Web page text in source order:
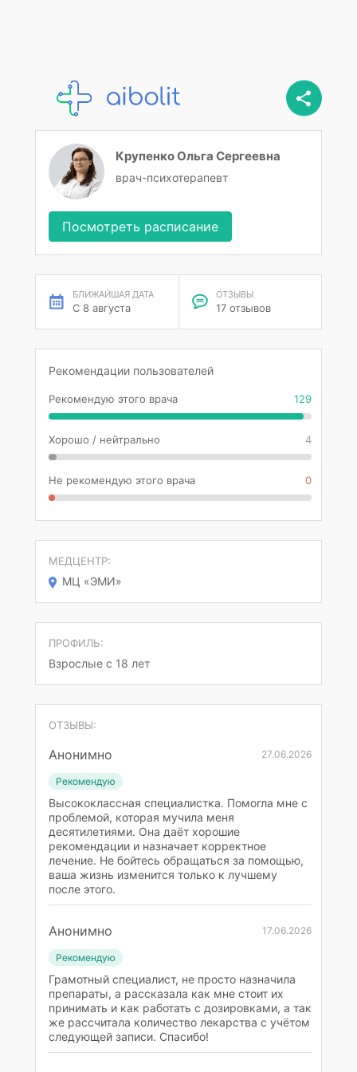
Крупенко Ольга Сергеевна
врач-психотерапевт
Посмотреть расписание
БЛИЖАЙШАЯ ДАТА
С 8 августа
ОТЗЫВЫ
17 отзывов
Рекомендации пользователей
Рекомендую этого врача 129
Хорошо / нейтрально 4
Не рекомендую этого врача 0
МЕДЦЕНТР:
МЦ «ЭМИ»
ПРОФИЛЬ:
Взрослые с 18 лет
ОТЗЫВЫ:
Анонимно 27.06.2026
Рекомендую
Высококлассная специалистка. Помогла мне с
проблемой, которая мучила меня
десятилетиями. Она даёт хорошие
рекомендации и назначает корректное
лечение. Не бойтесь обращаться за помощью,
ваша жизнь изменится только к лучшему
после этого.
Анонимно 17.06.2026
Рекомендую
Грамотный специалист, не просто назначила
препараты, а рассказала как мне стоит их
принимать и как работать с дозировками, а так
же рассчитала количество лекарства с учётом
следующей записи. Спасибо!